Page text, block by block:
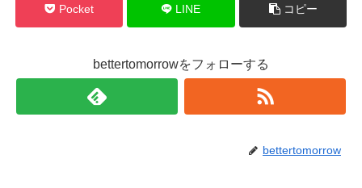
Pocket LINE コピー
bettertomorrowをフォローする
bettertomorrow